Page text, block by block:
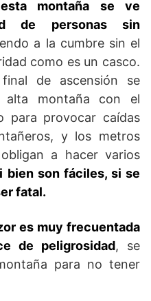
esta montaña se ve
de personas sin
a la cumbre sin el
como es un casco.
de ascensión se
montaña con el
para provocar caídas
y los metros
a hacer varios
bien son fáciles, si se
fatal.
es muy frecuentada
de peligrosidad, se
para no tener